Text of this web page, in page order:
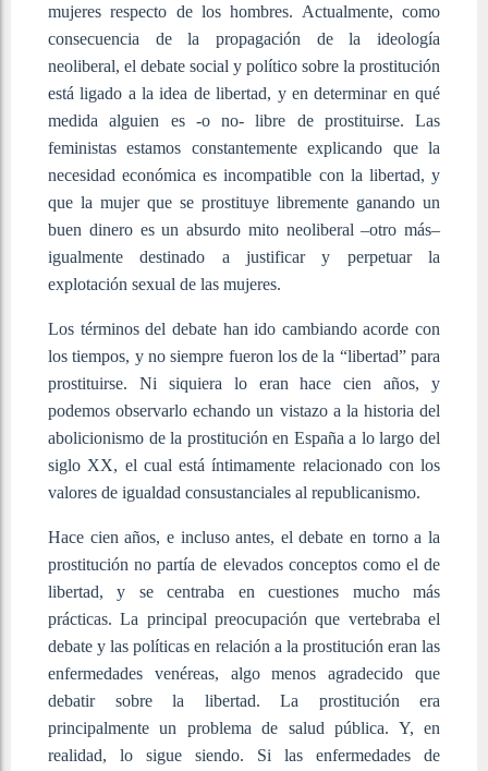
mujeres respecto de los hombres. Actualmente, como
consecuencia de la propagación de la ideología
neoliberal, el debate social y político sobre la prostitución
está ligado a la idea de libertad, y en determinar en qué
medida alguien es -o no- libre de prostituirse. Las
feministas estamos constantemente explicando que la
necesidad económica es incompatible con la libertad, y
que la mujer que se prostituye libremente ganando un
buen dinero es un absurdo mito neoliberal –otro más–
igualmente destinado a justificar y perpetuar la
explotación sexual de las mujeres.
Los términos del debate han ido cambiando acorde con
los tiempos, y no siempre fueron los de la “libertad” para
prostituirse. Ni siquiera lo eran hace cien años, y
podemos observarlo echando un vistazo a la historia del
abolicionismo de la prostitución en España a lo largo del
siglo XX, el cual está íntimamente relacionado con los
valores de igualdad consustanciales al republicanismo.
Hace cien años, e incluso antes, el debate en torno a la
prostitución no partía de elevados conceptos como el de
libertad, y se centraba en cuestiones mucho más
prácticas. La principal preocupación que vertebraba el
debate y las políticas en relación a la prostitución eran las
enfermedades venéreas, algo menos agradecido que
debatir sobre la libertad. La prostitución era
principalmente un problema de salud pública. Y, en
realidad, lo sigue siendo. Si las enfermedades de